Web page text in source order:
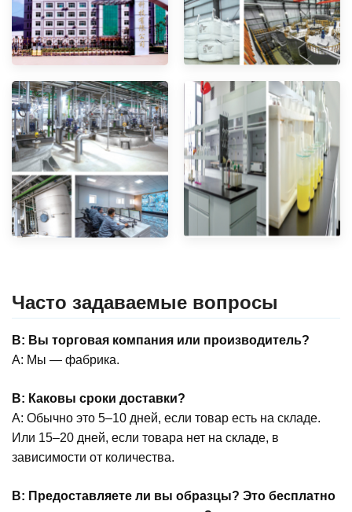
Часто задаваемые вопросы
В: Вы торговая компания или производитель?
A: Мы — фабрика.
В: Каковы сроки доставки?
A: Обычно это 5–10 дней, если товар есть на складе.
Или 15–20 дней, если товара нет на складе, в
зависимости от количества.
В: Предоставляете ли вы образцы? Это бесплатно